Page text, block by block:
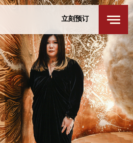
立刻预订
退回
周一
10 8月 2026
私人活动
特别优惠
联络我们
探索居舍